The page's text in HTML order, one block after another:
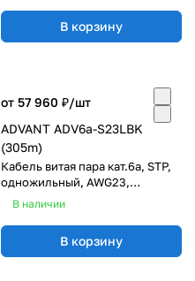
В корзину
от 57 960 ₽/шт
ADVANT ADV6a-S23LBK
(305m)
Кабель витая пара кат.6a, STP,
одножильный, AWG23,
оболочка LSZH, черный
В наличии
В корзину